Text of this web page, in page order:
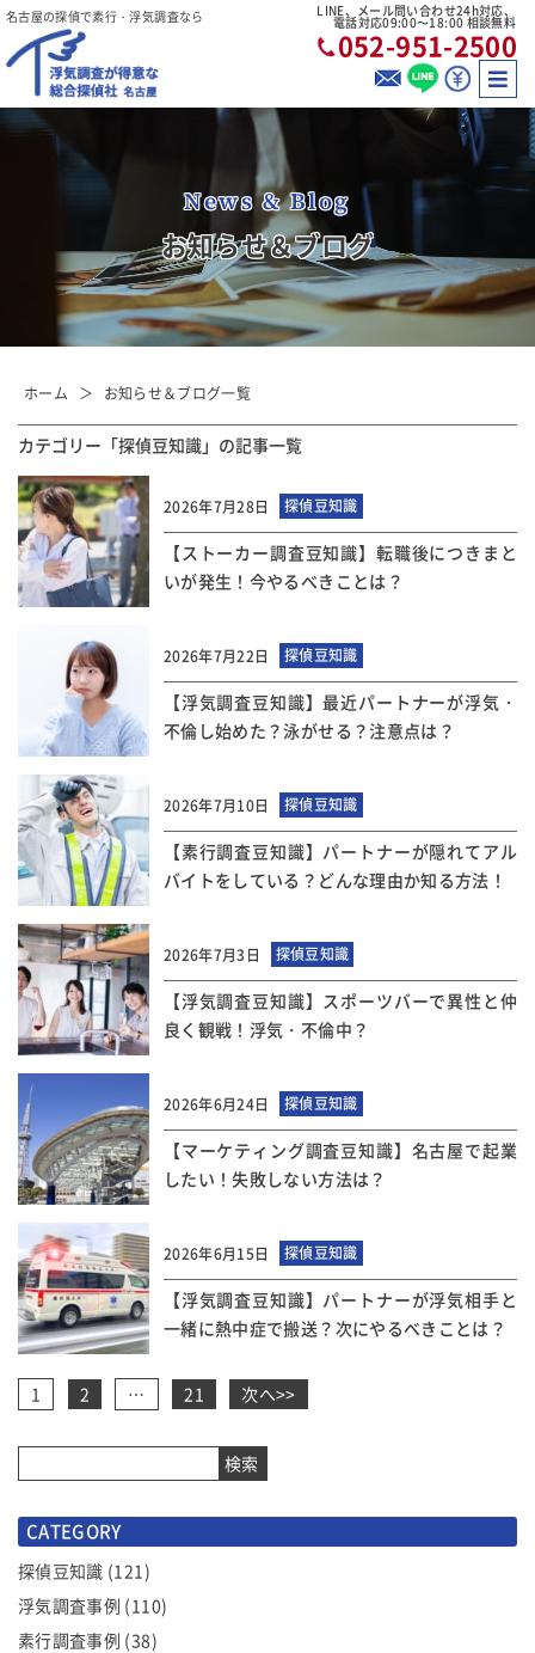
名古屋の探偵で素行・浮気調査なら LINE、メール問い合わせ24h対応、
電話対応09:00〜18:00 相談無料
052-951-2500
News & Blog
お知らせ＆ブログ
ホーム お知らせ＆ブログ一覧
カテゴリー「探偵豆知識」の記事一覧
2026年7月28日 探偵豆知識
【ストーカー調査豆知識】転職後につきまと
いが発生！今やるべきことは？
2026年7月22日 探偵豆知識
【浮気調査豆知識】最近パートナーが浮気・
不倫し始めた？泳がせる？注意点は？
2026年7月10日 探偵豆知識
【素行調査豆知識】パートナーが隠れてアル
バイトをしている？どんな理由か知る方法！
2026年7月3日 探偵豆知識
【浮気調査豆知識】スポーツバーで異性と仲
良く観戦！浮気・不倫中？
2026年6月24日 探偵豆知識
【マーケティング調査豆知識】名古屋で起業
したい！失敗しない方法は？
2026年6月15日 探偵豆知識
【浮気調査豆知識】パートナーが浮気相手と
一緒に熱中症で搬送？次にやるべきことは？
ペ
ー
ゲ
ー
シ
ョ
ン
1 2 … 21 次へ>>
検索
CATEGORY
探偵豆知識 (121)
浮気調査事例 (110)
素行調査事例 (38)